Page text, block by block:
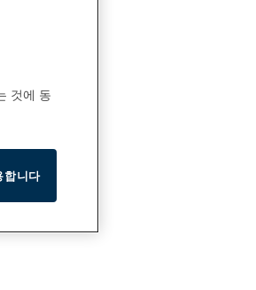
것에 동
합니다